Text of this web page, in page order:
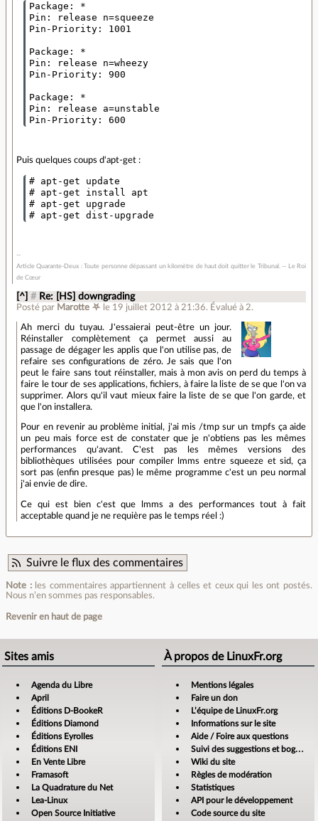
Package: *
Pin: release n=squeeze
Pin-Priority: 1001
Package: *
Pin: release n=wheezy
Pin-Priority: 900
Package: *
Pin: release a=unstable
Puis quelques coups d'apt-get :
# apt-get update
# apt-get install apt
# apt-get upgrade
Article Quarante-Deux : Toute personne dépassant un kilomètre de haut doit quitter le Tribunal. -- Le Roi
de Cœur
[^] # Re: [HS] downgrading
Posté par Marotte ⛧ le 19 juillet 2012 à 21:36. Évalué à 2.
Ah merci du tuyau. J'essaierai peut-être un jour.
Réinstaller complètement ça permet aussi au
passage de dégager les applis que l'on utilise pas, de
refaire ses configurations de zéro. Je sais que l'on
peut le faire sans tout réinstaller, mais à mon avis on perd du temps à
faire le tour de ses applications, fichiers, à faire la liste de se que l'on va
supprimer. Alors qu'il vaut mieux faire la liste de se que l'on garde, et
que l'on installera.
Pour en revenir au problème initial, j'ai mis /tmp sur un tmpfs ça aide
un peu mais force est de constater que je n'obtiens pas les mêmes
performances qu'avant. C'est pas les mêmes versions des
bibliothèques utilisées pour compiler lmms entre squeeze et sid, ça
sort pas (enfin presque pas) le même programme c'est un peu normal
j'ai envie de dire.
Ce qui est bien c'est que lmms a des performances tout à fait
acceptable quand je ne requière pas le temps réel :)
Suivre le flux des commentaires
Note :les commentaires appartiennent à celles et ceux qui les ont postés.
Nous n’en sommes pas responsables.
Revenir en haut de page
Sites amis
Agenda du Libre
April
Éditions D-BookeR
Éditions Diamond
Éditions Eyrolles
Éditions ENI
En Vente Libre
Framasoft
La Quadrature du Net
Lea-Linux
Open Source Initiative
À propos de LinuxFr.org
Mentions légales
Faire un don
L’équipe de LinuxFr.org
Informations sur le site
Aide / Foire aux questions
Suivi des suggestions et bogues
Wiki du site
Règles de modération
Statistiques
API pour le développement
Code source du site